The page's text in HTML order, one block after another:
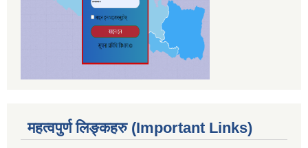
महत्वपुर्ण लिङ्कहरु (Important Links)